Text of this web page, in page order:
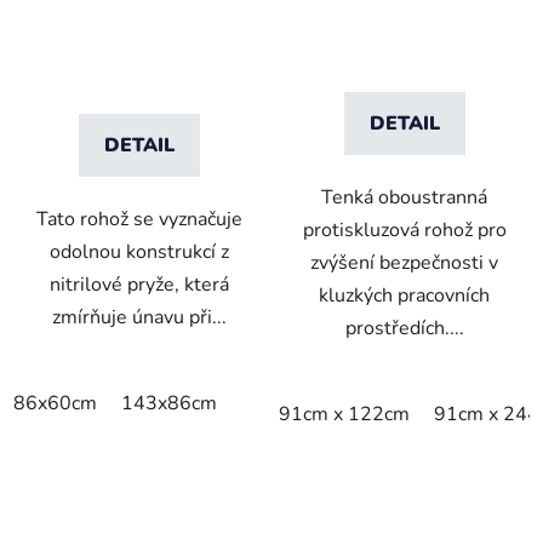
DETAIL
Tato rohož se vyznačuje
odolnou konstrukcí z
nitrilové pryže, která
zmírňuje únavu při...
86x60cm 143x86cm
DETAIL
Tenká oboustranná
protiskluzová rohož pro
zvýšení bezpečnosti v
kluzkých pracovních
prostředích....
91cm x 122cm 91cm x